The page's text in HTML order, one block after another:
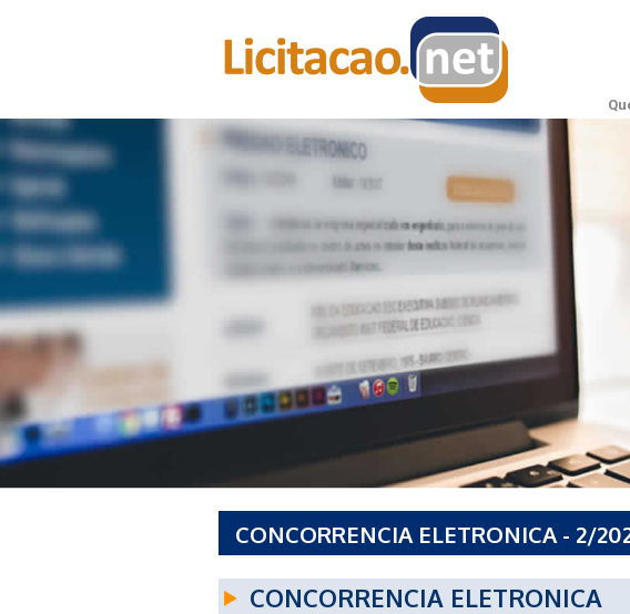
CONCORRENCIA ELETRONICA - 2/
CONCORRENCIA ELETRONICA